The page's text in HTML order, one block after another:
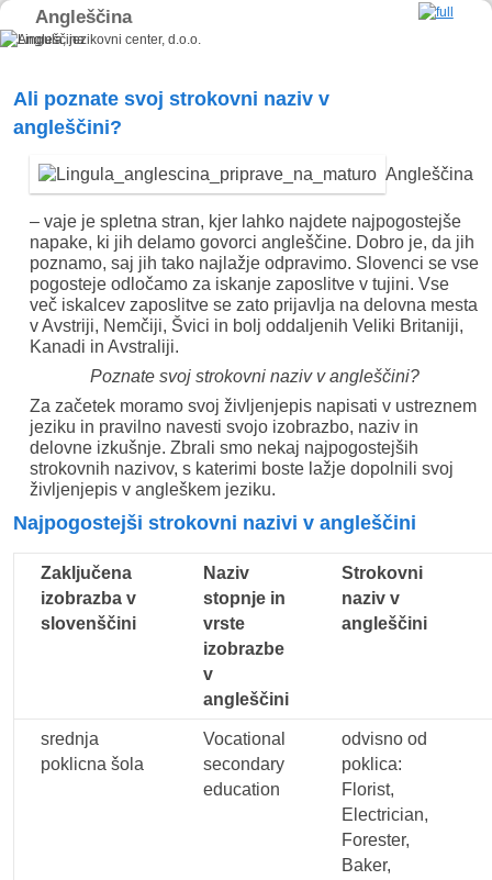
Angleščina
Ali poznate svoj strokovni naziv v
angleščini?
Angleščina
– vaje je spletna stran, kjer lahko najdete najpogostejše
napake, ki jih delamo govorci angleščine. Dobro je, da jih
poznamo, saj jih tako najlažje odpravimo. Slovenci se vse
pogosteje odločamo za iskanje zaposlitve v tujini. Vse
več iskalcev zaposlitve se zato prijavlja na delovna mesta
v Avstriji, Nemčiji, Švici in bolj oddaljenih Veliki Britaniji,
Kanadi in Avstraliji.
Poznate svoj strokovni naziv v angleščini?
Za začetek moramo svoj življenjepis napisati v ustreznem
jeziku in pravilno navesti svojo izobrazbo, naziv in
delovne izkušnje. Zbrali smo nekaj najpogostejših
strokovnih nazivov, s katerimi boste lažje dopolnili svoj
življenjepis v angleškem jeziku.
Najpogostejši strokovni nazivi v angleščini
Zaključena
izobrazba v
slovenščini
Naziv
stopnje in
vrste
izobrazbe
v
angleščini
Strokovni
naziv v
angleščini
srednja
poklicna šola
Vocational
secondary
education
odvisno od
poklica:
Florist,
Electrician,
Forester,
Baker,